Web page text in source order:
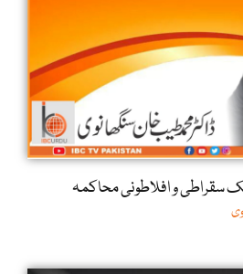
سقراطی و افلاطونی محاکمہ